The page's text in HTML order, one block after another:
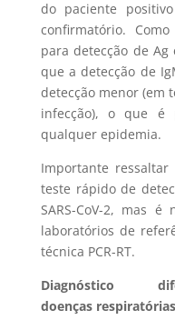
do paciente
confirmatório.
para detecção de
que a detecção de
detecção menor (em
infecção), o que é
qualquer epidemia.
Importante
teste rápido de
SARS-CoV-2, mas
laboratórios de
técnica PCR-RT.
Diagnóstico
doenças respiratórias